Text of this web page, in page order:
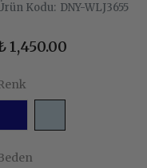
Kodu: DNY-WLJ3655
1,450.00